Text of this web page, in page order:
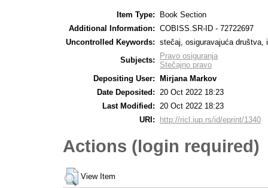
Item Type:
Book Section
Additional Information: COBISS.SR-ID - 72722697
Uncontrolled Keywords: stečaj, osiguravajuća društva,
Subjects:
Pravo osiguranja
Stečajno pravo
Depositing User:
Mirjana Markov
Date Deposited:
20 Oct 2022 18:23
Last Modified:
20 Oct 2022 18:23
URI:
http://ricl.iup.rs/id/eprint/1340
Actions (login required)
View Item